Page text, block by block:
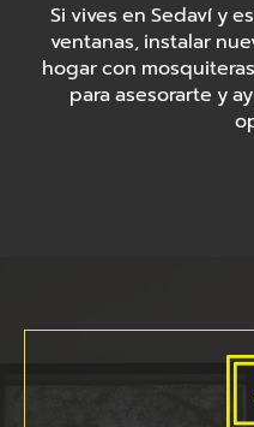
Si vives en Sedaví y
ventanas, instalar
hogar con
para asesorarte y